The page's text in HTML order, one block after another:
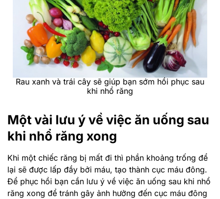
Rau xanh và trái cây sẽ giúp bạn sớm hồi phục sau
khi nhổ răng
Một vài lưu ý về việc ăn uống sau
khi nhổ răng xong
Khi một chiếc răng bị mất đi thì phần khoảng trống để
lại sẽ được lấp đầy bởi máu, tạo thành cục máu đông.
Để phục hồi bạn cần lưu ý về việc ăn uống sau khi nhổ
răng xong để tránh gây ảnh hưởng đến cục máu đông